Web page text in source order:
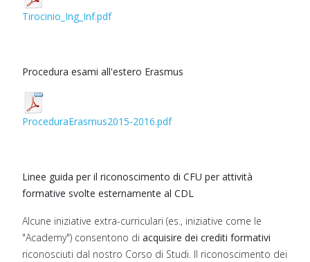
Tirocinio_Ing_Inf.pdf
Procedura esami all'estero Erasmus
ProceduraErasmus2015-2016.pdf
Linee guida per il riconoscimento di CFU per attività
formative svolte esternamente al CDL
Alcune iniziative extra-curriculari (es., iniziative come le
"Academy") consentono di acquisire dei crediti formativi
riconosciuti dal nostro Corso di Studi. Il riconoscimento dei